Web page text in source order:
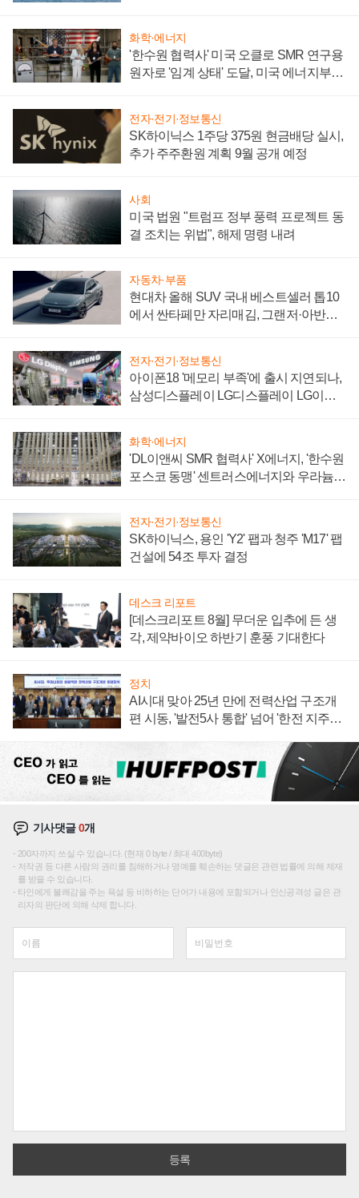
화학·에너지
'한수원 협력사' 미국 오클로 SMR 연구용
원자로 '임계 상태' 도달, 미국 에너지부
전자·전기·정보통신
SK하이닉스 1주당 375원 현금배당 실시,
추가 주주환원 계획 9월 공개 예정
사회
미국 법원 "트럼프 정부 풍력 프로젝트 동
결 조치는 위법", 해제 명령 내려
자동차·부품
현대차 올해 SUV 국내 베스트셀러 톱10
에서 싼타페만 자리매김, 그랜저·아반떼
전자·전기·정보통신
아이폰18 '메모리 부족'에 출시 지연되나,
삼성디스플레이 LG디스플레이 LG이노
화학·에너지
'DL이앤씨 SMR 협력사' X에너지, '한수원
포스코 동맹' 센트러스에너지와 우라늄
전자·전기·정보통신
SK하이닉스, 용인 'Y2' 팹과 청주 'M17' 팹
건설에 54조 투자 결정
데스크 리포트
[데스크리포트 8월] 무더운 입추에 든 생
각, 제약바이오 하반기 훈풍 기대한다
정치
AI시대 맞아 25년 만에 전력산업 구조개
편 시동, '발전5사 통합' 넘어 '한전 지주사'
기사댓글0개
200자까지 쓰실 수 있습니다. (현재 0 byte / 최대 400byte)
저작권 등 다른 사람의 권리를 침해하거나 명예를 훼손하는 댓글은 관련 법률에 의해 제재
를 받을 수 있습니다.
타인에게 불쾌감을 주는 욕설 등 비하하는 단어가 내용에 포함되거나 인신공격성 글은 관
리자의 판단에 의해 삭제 합니다.